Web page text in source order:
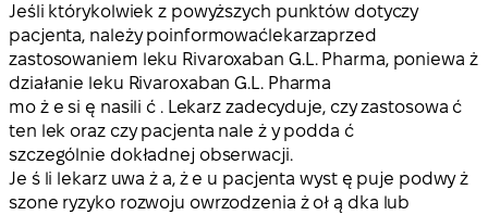
Jeśli którykolwiek z powyższych punktów dotyczy
pacjenta, należy poinformowaćlekarzaprzed
zastosowaniem leku Rivaroxaban G.L. Pharma, poniewa ż
działanie leku Rivaroxaban G.L. Pharma
mo ż e si ę nasili ć . Lekarz zadecyduje, czy zastosowa ć
ten lek oraz czy pacjenta nale ż y podda ć
szczególnie dokładnej obserwacji.
Je ś li lekarz uwa ż a, ż e u pacjenta wyst ę puje podwy ż
szone ryzyko rozwoju owrzodzenia ż oł ą dka lub